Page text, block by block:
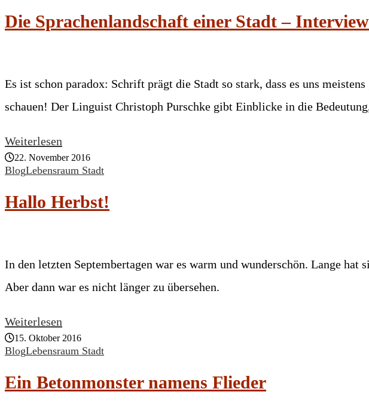
Die Sprachenlandschaft einer Stadt –
Es ist schon paradox: Schrift prägt die Stadt so stark, dass es uns
schauen! Der Linguist Christoph Purschke gibt Einblicke in die
Weiterlesen
22. November 2016
BlogLebensraum Stadt
Hallo Herbst!
In den letzten Septembertagen war es warm und wunderschön. Lange
Aber dann war es nicht länger zu übersehen.
Weiterlesen
15. Oktober 2016
BlogLebensraum Stadt
Ein Betonmonster namens Flieder